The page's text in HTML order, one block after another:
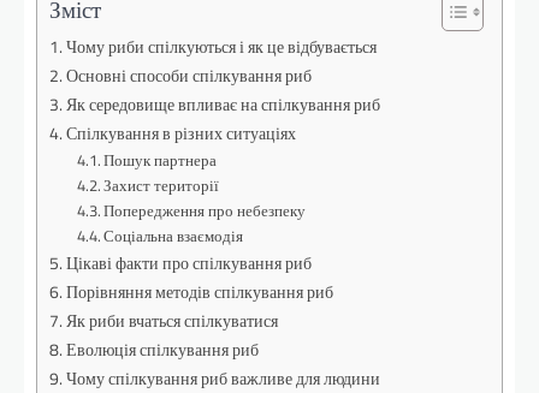
Зміст
Чому риби спілкуються і як це відбувається
Основні способи спілкування риб
Як середовище впливає на спілкування риб
Спілкування в різних ситуаціях
Пошук партнера
Захист території
Попередження про небезпеку
Соціальна взаємодія
Цікаві факти про спілкування риб
Порівняння методів спілкування риб
Як риби вчаться спілкуватися
Еволюція спілкування риб
Чому спілкування риб важливе для людини